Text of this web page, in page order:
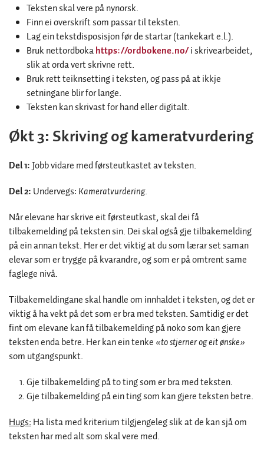
Teksten skal vere på nynorsk.
Finn ei overskrift som passar til teksten.
Lag ein tekstdisposisjon før de startar (tankekart e.l.).
Bruk nettordbokahttps://ordbokene.no/i skrivearbeidet,
slik at orda vert skrivne rett.
Bruk rett teiknsetting i teksten, og pass på at ikkje
setningane blir for lange.
Teksten kan skrivast for hand eller digitalt.
Økt 3: Skriving og kameratvurdering
Del 1:Jobb vidare med førsteutkastet av teksten.
Del 2: Undervegs: Kameratvurdering.
Når elevane har skrive eit førsteutkast, skal dei få
tilbakemelding på teksten sin. Dei skal også gje tilbakemelding
på ein annan tekst. Her er det viktig at du som lærar set saman
elevar som er trygge på kvarandre, og som er på omtrent same
faglege nivå.
Tilbakemeldingane skal handle om innhaldet i teksten, og det er
viktig å ha vekt på det som er bra med teksten. Samtidig er det
fint om elevane kan få tilbakemelding på noko som kan gjere
teksten enda betre. Her kan ein tenke «to stjerner og eit ønske»
som utgangspunkt.
Gje tilbakemelding på to ting som er bra med teksten.
Gje tilbakemelding på ein ting som kan gjere teksten betre.
Hugs:Ha lista med kriterium tilgjengeleg slik at de kan sjå om
teksten har med alt som skal vere med.